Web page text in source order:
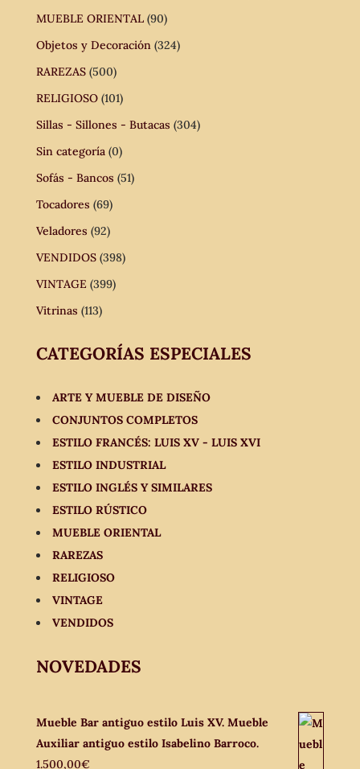
MUEBLE ORIENTAL (90)
Objetos y Decoración (324)
RAREZAS (500)
RELIGIOSO (101)
Sillas - Sillones - Butacas (304)
Sin categoría (0)
Sofás - Bancos (51)
Tocadores (69)
Veladores (92)
VENDIDOS (398)
VINTAGE (399)
Vitrinas (113)
CATEGORÍAS ESPECIALES
ARTE Y MUEBLE DE DISEÑO
CONJUNTOS COMPLETOS
ESTILO FRANCÉS: LUIS XV - LUIS XVI
ESTILO INDUSTRIAL
ESTILO INGLÉS Y SIMILARES
ESTILO RÚSTICO
MUEBLE ORIENTAL
RAREZAS
RELIGIOSO
VINTAGE
VENDIDOS
NOVEDADES
Mueble Bar antiguo estilo Luis XV. Mueble
Auxiliar antiguo estilo Isabelino Barroco.
1.500,00€